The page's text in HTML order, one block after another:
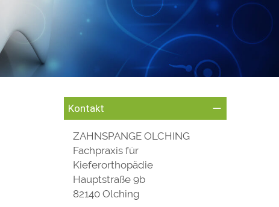
Kontakt
ZAHNSPANGE OLCHING
Fachpraxis für
Kieferorthopädie
Hauptstraße 9b
82140 Olching